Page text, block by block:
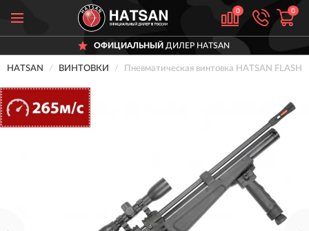
0 0
ОФИЦИАЛЬНЫЙ ДИЛЕР HATSAN
HATSAN ВИНТОВКИ Пневматическая винтовка HATSAN